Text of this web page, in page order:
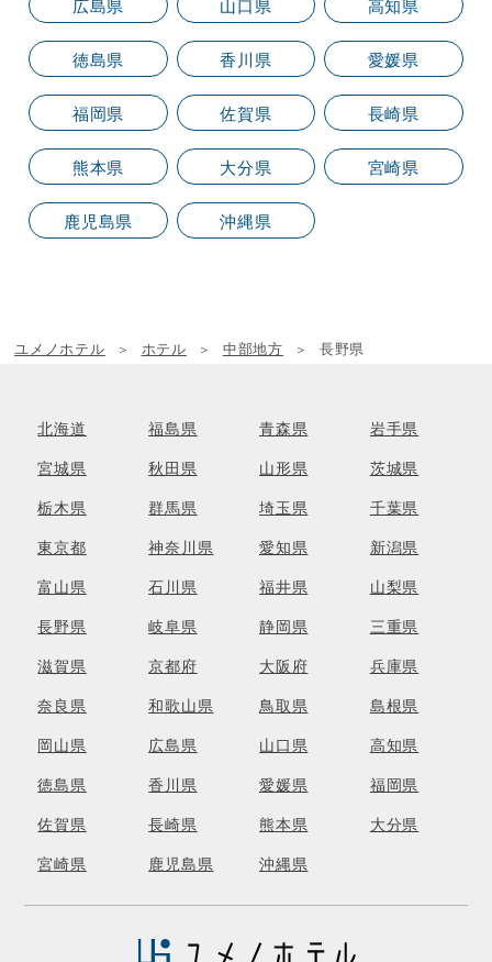
広島県 山口県 高知県
徳島県 香川県 愛媛県
福岡県 佐賀県 長崎県
熊本県 大分県 宮崎県
鹿児島県 沖縄県
ユメノホテル ホテル 中部地方 長野県
北海道 福島県 青森県
岩手県
宮城県
秋田県 山形県
茨城県
栃木県
群馬県 埼玉県
千葉県
東京都
神奈川県 愛知県
新潟県
富山県
石川県 福井県
山梨県
長野県
岐阜県 静岡県
三重県
滋賀県
京都府 大阪府
兵庫県
奈良県
和歌山県 鳥取県
島根県
岡山県
広島県 山口県
高知県
徳島県
香川県 愛媛県
福岡県
佐賀県
長崎県 熊本県
大分県
宮崎県
鹿児島県 沖縄県